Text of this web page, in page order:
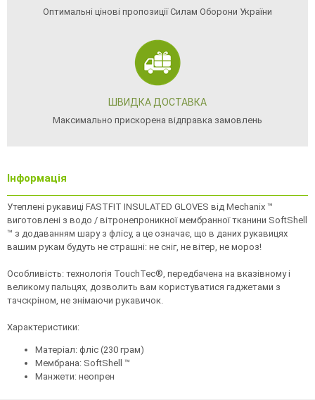
Оптимальні цінові пропозиції Силам Оборони України
ШВИДКА ДОСТАВКА
Максимально прискорена відправка замовлень
Інформація
Утеплені рукавиці FASTFIT INSULATED GLOVES від Mechanix ™
виготовлені з водо / вітронепроникної мембранної тканини SoftShell
™ з додаванням шару з флісу, а це означає, що в даних рукавицях
вашим рукам будуть не страшні: не сніг, не вітер, не мороз!
Особливість: технологія TouchTec®, передбачена на вказівному і
великому пальцях, дозволить вам користуватися гаджетами з
тачскріном, не знімаючи рукавичок.
Характеристики:
Матеріал: фліс (230 грам)
Мембрана: SoftShell ™
Манжети: неопрен